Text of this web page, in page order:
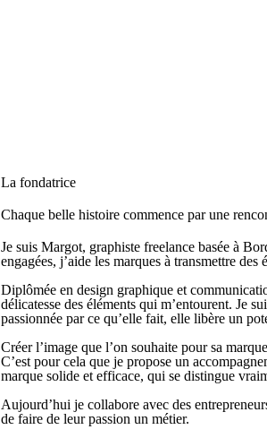
La fondatrice
Chaque belle histoire commence par une
Je suis Margot, graphiste freelance basée à
engagées, j’aide les marques à transmettre
Diplômée en design graphique et
délicatesse des éléments qui m’entourent. Je
passionnée par ce qu’elle fait, elle libère un
Créer l’image que l’on souhaite pour sa
C’est pour cela que je propose un
marque solide et efficace, qui se distingue
Aujourd’hui je collabore avec des
de faire de leur passion un métier.